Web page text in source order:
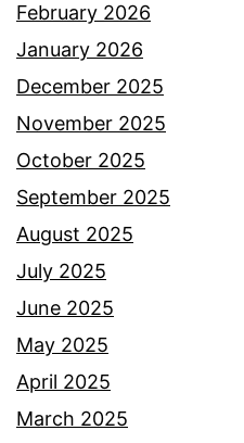
February 2026
January 2026
December 2025
November 2025
October 2025
September 2025
August 2025
July 2025
June 2025
May 2025
April 2025
March 2025